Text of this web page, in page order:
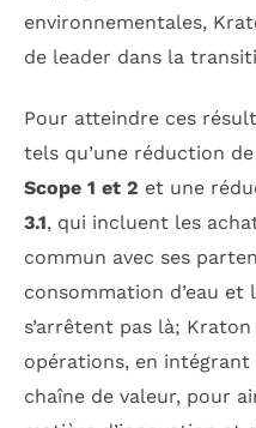
environnementales,
de leader dans la
Pour atteindre ces
tels qu’une réduction
Scope 1 et 2 et une
3.1, qui incluent les
commun avec ses
consommation d’eau et
s’arrêtent pas là;
opérations, en intégrant
chaîne de valeur, pour